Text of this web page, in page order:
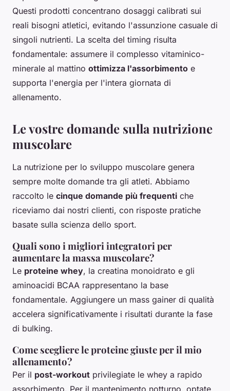
Questi prodotti concentrano dosaggi calibrati sui
reali bisogni atletici, evitando l'assunzione casuale di
singoli nutrienti. La scelta del timing risulta
fondamentale: assumere il complesso vitaminico-
minerale al mattino ottimizza l'assorbimento e
supporta l'energia per l'intera giornata di
allenamento.
Le vostre domande sulla nutrizione
muscolare
La nutrizione per lo sviluppo muscolare genera
sempre molte domande tra gli atleti. Abbiamo
raccolto le cinque domande più frequenti che
riceviamo dai nostri clienti, con risposte pratiche
basate sulla scienza dello sport.
Quali sono i migliori integratori per
aumentare la massa muscolare?
Le proteine whey, la creatina monoidrato e gli
aminoacidi BCAA rappresentano la base
fondamentale. Aggiungere un mass gainer di qualità
accelera significativamente i risultati durante la fase
di bulking.
Come scegliere le proteine giuste per il mio
allenamento?
Per il post-workout privilegiate le whey a rapido